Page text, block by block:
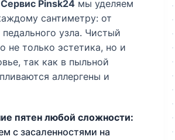
Сервис Pinsk24 мы уделяем
сантиметру: от
узла. Чистый
не только эстетика, но и
так как в пыльной
аллергены и
пятен любой сложности:
с засаленностями на